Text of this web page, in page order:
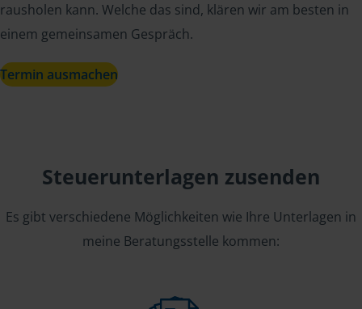
rausholen kann. Welche das sind, klären wir am besten in
einem gemeinsamen Gespräch.
Termin ausmachen
Steuerunterlagen zusenden
Es gibt verschiedene Möglichkeiten wie Ihre Unterlagen in
meine Beratungsstelle kommen: